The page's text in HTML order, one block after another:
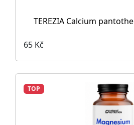
TEREZIA Calcium
65 Kč
TOP